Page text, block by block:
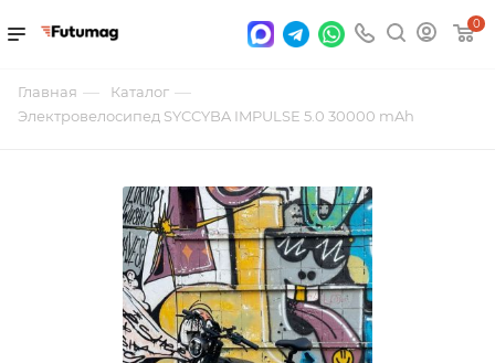
0
Главная — Каталог —
Электровелосипед SYCCYBA IMPULSE 5.0 30000 mAh